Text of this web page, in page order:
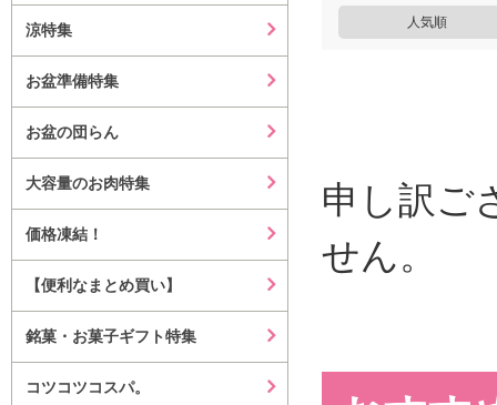
涼特集
お盆準備特集
お盆の団らん
大容量のお肉特集
価格凍結！
【便利なまとめ買い】
銘菓・お菓子ギフト特集
コツコツコスパ。
人気順
申し訳ご
せん。